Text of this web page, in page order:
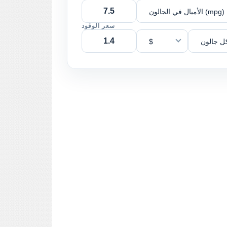
الأميال في الجالون (mpg)
سعر الوقود
$ جالون